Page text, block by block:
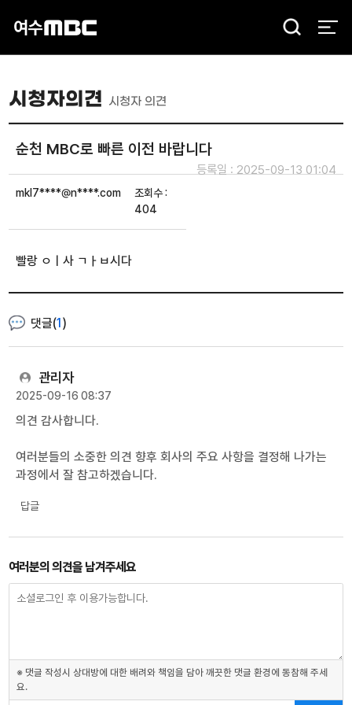
검
시청자의견 시청자 의견
순천 MBC로 빠른 이전 바랍니다
등록일 : 2025-09-13 01:04
mkl7****@n****.com
조회수 :
404
빨랑 ㅇㅣ사 ㄱㅏㅂ시다
댓글(1 )
관리자
2025-09-16 08:37
의견 감사합니다.
여러분들의 소중한 의견 향후 회사의 주요 사항을 결정해 나가는
과정에서 잘 참고하겠습니다.
답글
여러분의 의견을 남겨주세요
※ 댓글 작성시 상대방에 대한 배려와 책임을 담아 깨끗한 댓글 환경에 동참해 주세
요.